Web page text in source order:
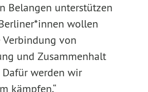
Belangen unterstützen
wollen
Verbindung von
und Zusammenhalt
werden wir
kämpfen.“